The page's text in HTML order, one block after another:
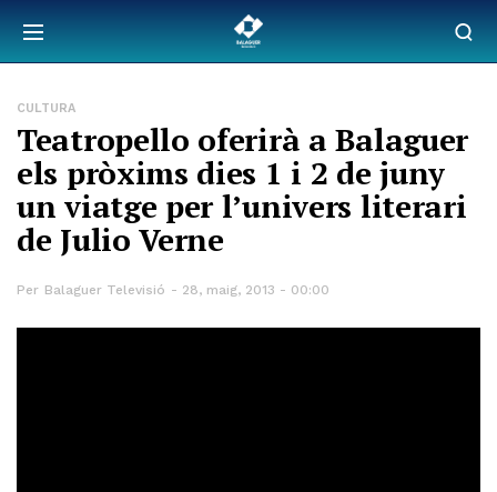
CULTURA
Teatropello oferirà a Balaguer
els pròxims dies 1 i 2 de juny
un viatge per l’univers literari
de Julio Verne
Per Balaguer Televisió 28, maig, 2013 - 00:00